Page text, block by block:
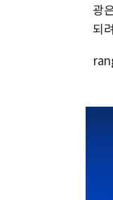
광
되